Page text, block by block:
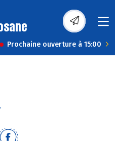
Prochaine ouverture à 15:00